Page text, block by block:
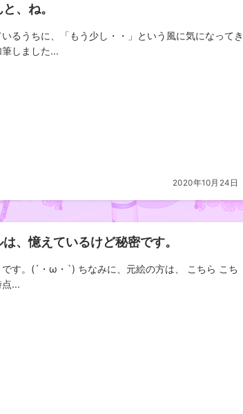
、ね。
るうちに、「もう少し・・」という風に気になってき
しました...
2020年10月24日
、憶えているけど秘密です。
す。(´・ω・`) ちなみに、元絵の方は、 こちら こち
点...